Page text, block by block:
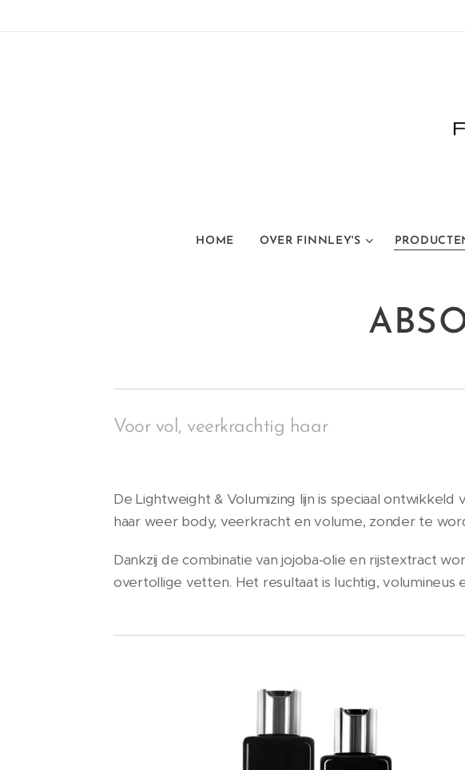
HOME OVER FINNLEY'S
Voor vol, veerkrachtig haar
De Lightweight & Volumizing lijn is speciaal
haar weer body, veerkracht en volume, zonder te
Dankzij de combinatie van jojoba-olie en rijstextract
overtollige vetten. Het resultaat is luchtig, volumineus